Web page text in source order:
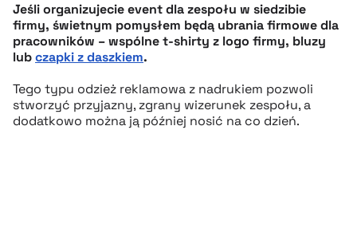
Jeśli organizujecie event dla zespołu w siedzibie
firmy, świetnym pomysłem będą ubrania firmowe dla
pracowników – wspólne t-shirty z logo firmy, bluzy
lubczapki z daszkiem.
Tego typu odzież reklamowa z nadrukiem pozwoli
stworzyć przyjazny, zgrany wizerunek zespołu, a
dodatkowo można ją później nosić na co dzień.